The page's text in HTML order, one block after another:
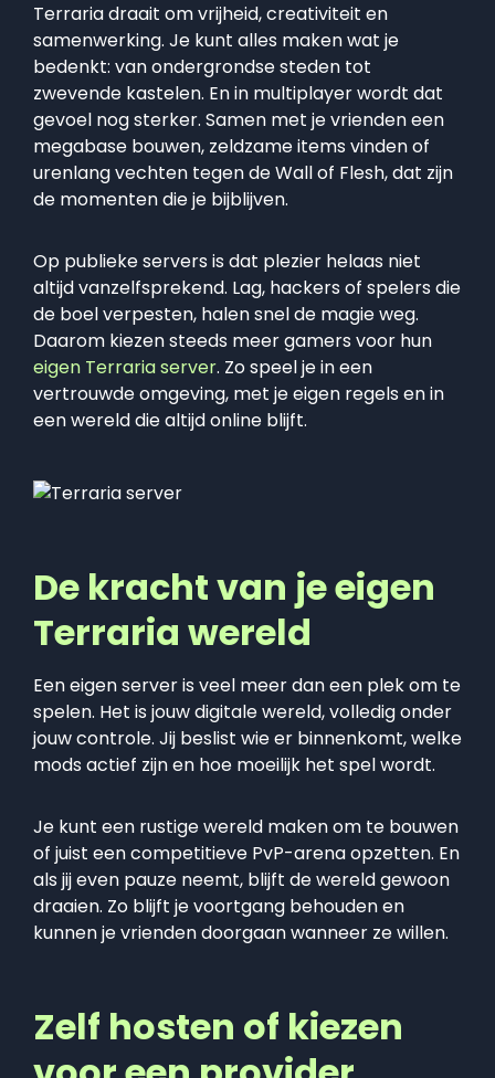
Terraria draait om vrijheid, creativiteit en
samenwerking. Je kunt alles maken wat je
bedenkt: van ondergrondse steden tot
zwevende kastelen. En in multiplayer wordt dat
gevoel nog sterker. Samen met je vrienden een
megabase bouwen, zeldzame items vinden of
urenlang vechten tegen de Wall of Flesh, dat zijn
de momenten die je bijblijven.
Op publieke servers is dat plezier helaas niet
altijd vanzelfsprekend. Lag, hackers of spelers die
de boel verpesten, halen snel de magie weg.
Daarom kiezen steeds meer gamers voor hun
eigen Terraria server. Zo speel je in een
vertrouwde omgeving, met je eigen regels en in
een wereld die altijd online blijft.
De kracht van je eigen
Terraria wereld
Een eigen server is veel meer dan een plek om te
spelen. Het is jouw digitale wereld, volledig onder
jouw controle. Jij beslist wie er binnenkomt, welke
mods actief zijn en hoe moeilijk het spel wordt.
Je kunt een rustige wereld maken om te bouwen
of juist een competitieve PvP-arena opzetten. En
als jij even pauze neemt, blijft de wereld gewoon
draaien. Zo blijft je voortgang behouden en
kunnen je vrienden doorgaan wanneer ze willen.
Zelf hosten of kiezen